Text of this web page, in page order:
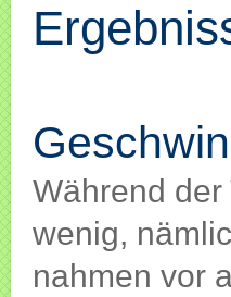
Während
wenig,
nahmen vor